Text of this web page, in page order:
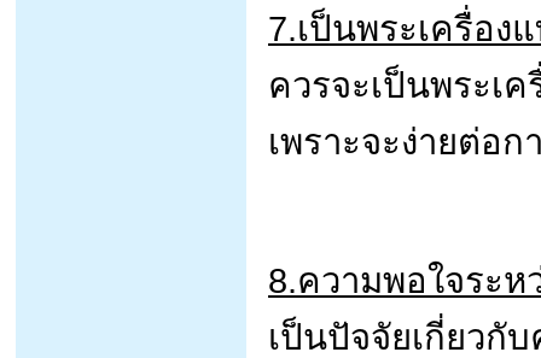
7.เป็นพระเครื่อง
ควรจะเป็นพระเ
เพราะจะง่ายต่อ
8.ความพอใจระห
เป็นปัจจัยเกี่ยวกั